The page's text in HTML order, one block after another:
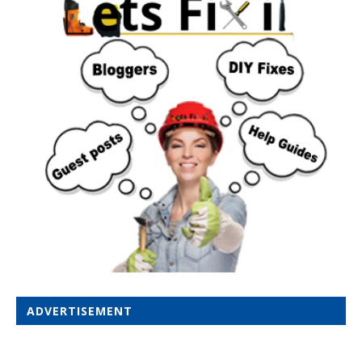
ADVERTISEMENT